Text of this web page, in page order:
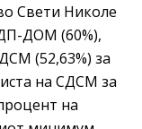
Свети Николе
ДОМ (60%),
(52,63%) за
на СДСМ за
на